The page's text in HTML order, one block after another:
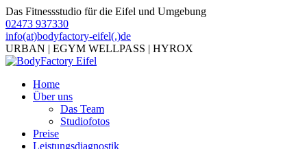
Das Fitnessstudio für die Eifel und Umgebung
02473 937330
info(at)bodyfactory-eifel(.)de
URBAN | EGYM WELLPASS | HYROX
Home
Über uns
Das Team
Studiofotos
Preise
Leistungsdiagnostik